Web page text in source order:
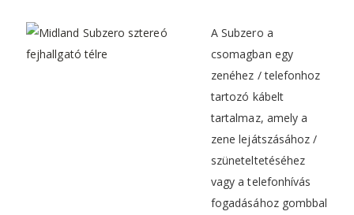
A Subzero a
csomagban egy
zenéhez / telefonhoz
tartozó kábelt
tartalmaz, amely a
zene lejátszásához /
szüneteltetéséhez
vagy a telefonhívás
fogadásához gombbal